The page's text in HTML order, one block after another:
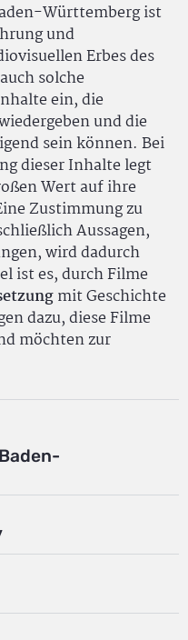
Württemberg ist
und
Erbes des
solche
ein, die
und die
sein können. Bei
dieser Inhalte legt
Wert auf ihre
Zustimmung zu
Aussagen,
wird dadurch
ist es, durch Filme
mit Geschichte
dazu, diese Filme
möchten zur